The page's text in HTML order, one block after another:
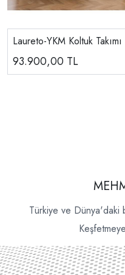
Laureto-YKM Koltuk Takımı
93.900,00 TL
Türkiye ve Dünya'daki